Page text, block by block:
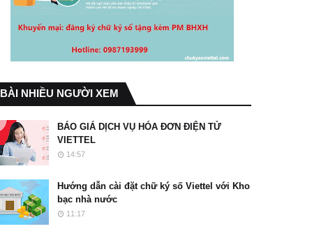
BÀI NHIỀU NGƯỜI XEM
BÁO GIÁ DỊCH VỤ HÓA ĐƠN ĐIỆN TỬ
VIETTEL
14:57
Hướng dẫn cài đặt chữ ký số Viettel với Kho
bạc nhà nước
11:17